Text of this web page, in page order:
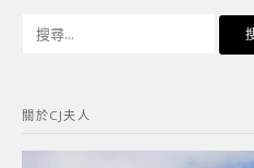
字:
關於CJ夫人